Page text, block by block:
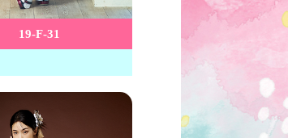
19-F-31